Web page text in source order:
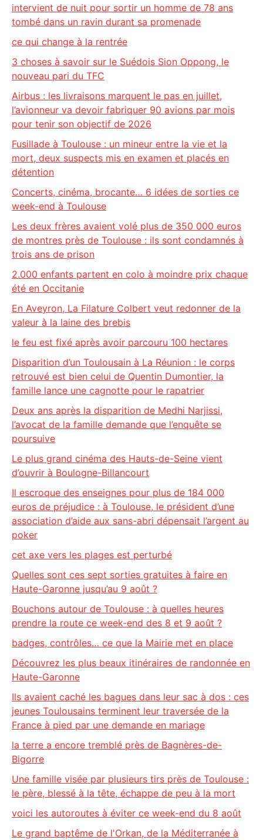
intervient de nuit pour sortir un homme de 78 ans
tombé dans un ravin durant sa promenade
ce qui change à la rentrée
3 choses à savoir sur le Suédois Sion Oppong, le
nouveau pari du TFC
Airbus : les livraisons marquent le pas en juillet,
l’avionneur va devoir fabriquer 90 avions par mois
pour tenir son objectif de 2026
Fusillade à Toulouse : un mineur entre la vie et la
mort, deux suspects mis en examen et placés en
détention
Concerts, cinéma, brocante… 6 idées de sorties ce
week-end à Toulouse
Les deux frères avaient volé plus de 350 000 euros
de montres près de Toulouse : ils sont condamnés à
trois ans de prison
2.000 enfants partent en colo à moindre prix chaque
été en Occitanie
En Aveyron, La Filature Colbert veut redonner de la
valeur à la laine des brebis
le feu est fixé après avoir parcouru 100 hectares
Disparition d’un Toulousain à La Réunion : le corps
retrouvé est bien celui de Quentin Dumontier, la
famille lance une cagnotte pour le rapatrier
Deux ans après la disparition de Medhi Narjissi,
l’avocat de la famille demande que l’enquête se
poursuive
Le plus grand cinéma des Hauts-de-Seine vient
d’ouvrir à Boulogne-Billancourt
Il escroque des enseignes pour plus de 184 000
euros de préjudice : à Toulouse, le président d’une
association d’aide aux sans-abri dépensait l’argent au
poker
cet axe vers les plages est perturbé
Quelles sont ces sept sorties gratuites à faire en
Haute-Garonne jusqu’au 9 août ?
Bouchons autour de Toulouse : à quelles heures
prendre la route ce week-end des 8 et 9 août ?
badges, contrôles… ce que la Mairie met en place
Découvrez les plus beaux itinéraires de randonnée en
Haute-Garonne
Ils avaient caché les bagues dans leur sac à dos : ces
jeunes Toulousains terminent leur traversée de la
France à pied par une demande en mariage
la terre a encore tremblé près de Bagnères-de-
Bigorre
Une famille visée par plusieurs tirs près de Toulouse :
le père, blessé à la tête, échappe de peu à la mort
voici les autoroutes à éviter ce week-end du 8 août
Le grand baptême de l'Orkan, de la Méditerranée à